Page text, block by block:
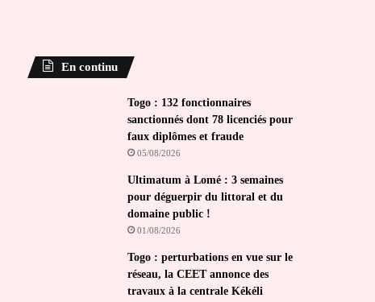
En continu
Togo : 132 fonctionnaires
sanctionnés dont 78 licenciés pour
faux diplômes et fraude
05/08/2026
Ultimatum à Lomé : 3 semaines
pour déguerpir du littoral et du
domaine public !
01/08/2026
Togo : perturbations en vue sur le
réseau, la CEET annonce des
travaux à la centrale Kékéli